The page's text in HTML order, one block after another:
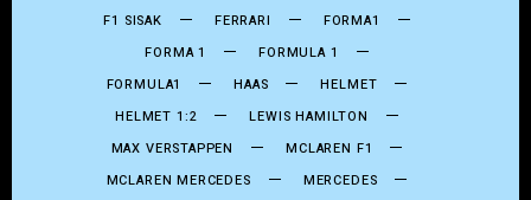
F1 SISAK
FERRARI
FORMA1
FORMA 1
FORMULA 1
FORMULA1
HAAS
HELMET
HELMET 1:2
LEWIS HAMILTON
MAX VERSTAPPEN
MCLAREN F1
MCLAREN MERCEDES
MERCEDES